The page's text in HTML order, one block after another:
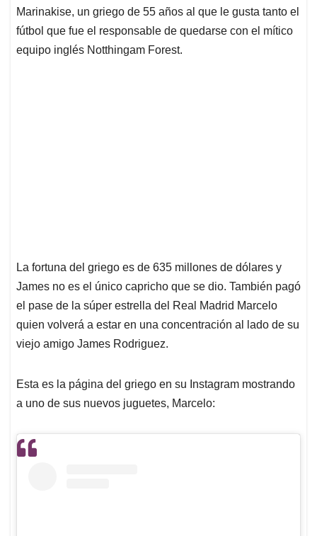
Marinakise, un griego de 55 años al que le gusta tanto el
fútbol que fue el responsable de quedarse con el mítico
equipo inglés Notthingam Forest.
La fortuna del griego es de 635 millones de dólares y
James no es el único capricho que se dio. También pagó
el pase de la súper estrella del Real Madrid Marcelo
quien volverá a estar en una concentración al lado de su
viejo amigo James Rodriguez.
Esta es la página del griego en su Instagram mostrando
a uno de sus nuevos juguetes, Marcelo: